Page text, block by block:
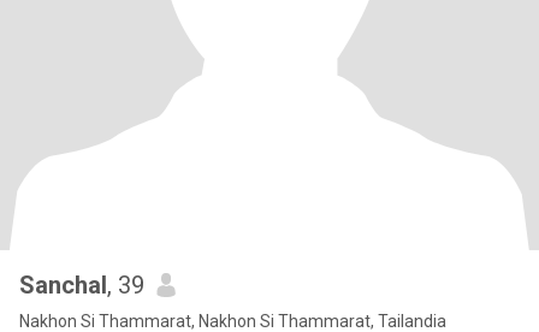
Sanchal, 39
Nakhon Si Thammarat, Nakhon Si Thammarat, Tailandia